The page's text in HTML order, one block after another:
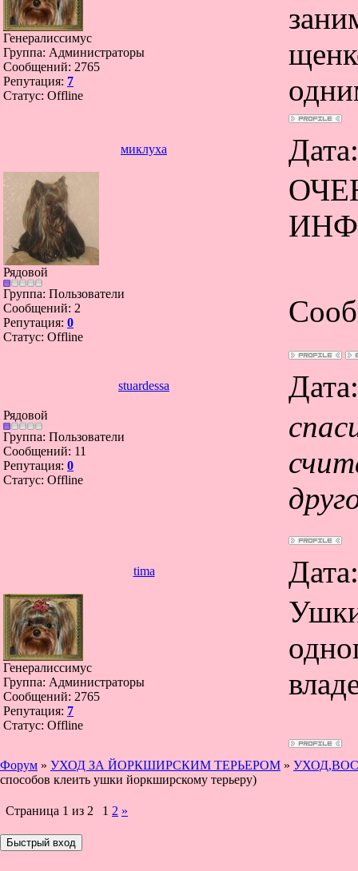
Генералиссимус
Группа: Администраторы
Сообщений: 2765
Репутация: 7
Статус: Offline
миклуха
Рядовой
Группа: Пользователи
Сообщений: 2
Репутация: 0
Статус: Offline
stuardessa
Рядовой
Группа: Пользователи
Сообщений: 11
Репутация: 0
Статус: Offline
tima
Генералиссимус
Группа: Администраторы
Сообщений: 2765
Репутация: 7
Статус: Offline
Форум » УХОД ЗА ЙОРКШИРСКИМ ТЕРЬЕРОМ »
способов клеить ушки йоркширскому терьеру)
Страница 1 из 2 1 2 »